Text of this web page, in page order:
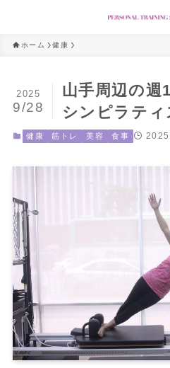
ホーム 健康
山手周辺の週
シンピラテ
2025
9/28
健康 筋トレ 美容 食事 2025